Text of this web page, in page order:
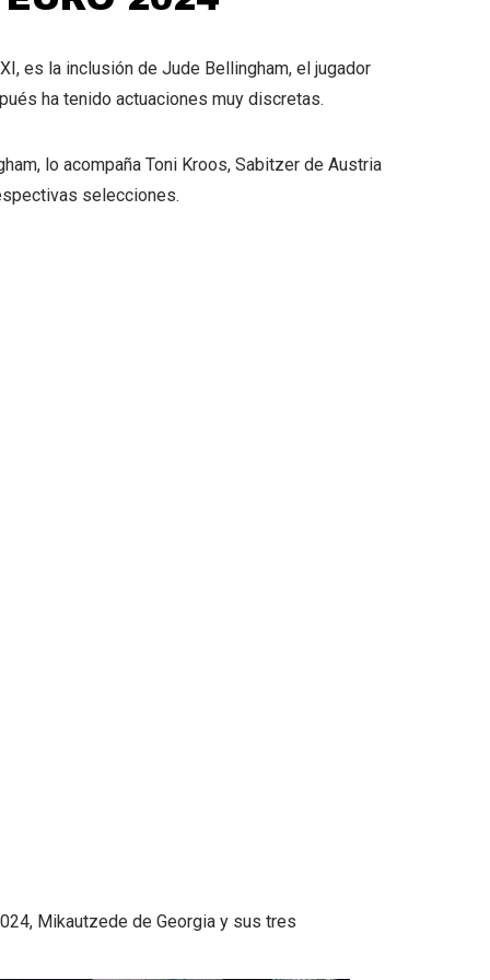
es la inclusión de Jude Bellingham, el jugador
ha tenido actuaciones muy discretas.
lo acompaña Toni Kroos, Sabitzer de Austria
selecciones.
Mikautzede de Georgia y sus tres